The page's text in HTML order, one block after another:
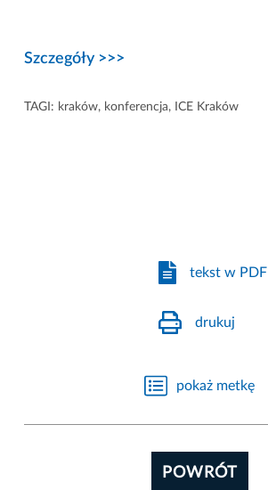
Szczegóły >>>
TAGI: kraków, konferencja, ICE Kraków
tekst w PDF
drukuj
pokaż metkę
POWRÓT